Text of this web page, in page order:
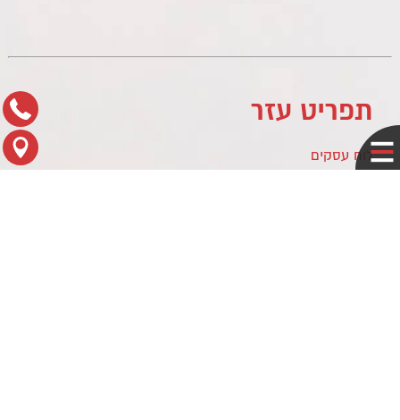
תפריט עזר
לוח עסקים
מדיניות פרטיות